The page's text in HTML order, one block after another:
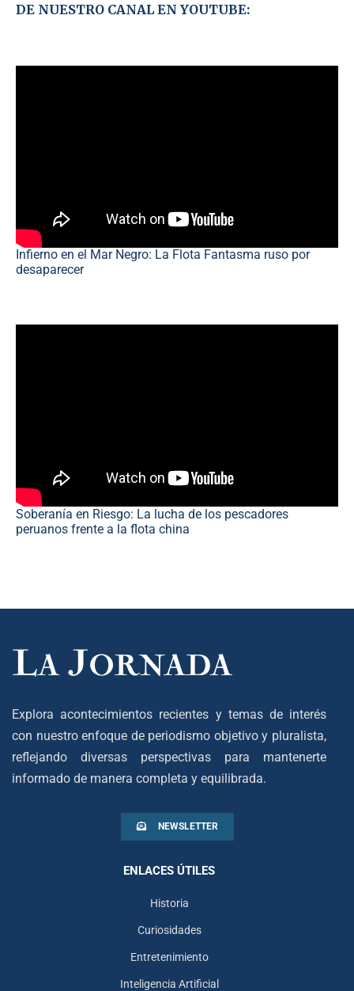
DE NUESTRO CANAL EN YOUTUBE:
Infierno en el Mar Negro: La Flota Fantasma ruso por
desaparecer
Soberanía en Riesgo: La lucha de los pescadores
peruanos frente a la flota china
Explora acontecimientos recientes y temas de interés
con nuestro enfoque de periodismo objetivo y pluralista,
reflejando diversas perspectivas para mantenerte
informado de manera completa y equilibrada.
NEWSLETTER
ENLACES ÚTILES
Historia
Curiosidades
Entretenimiento
Inteligencia Artificial